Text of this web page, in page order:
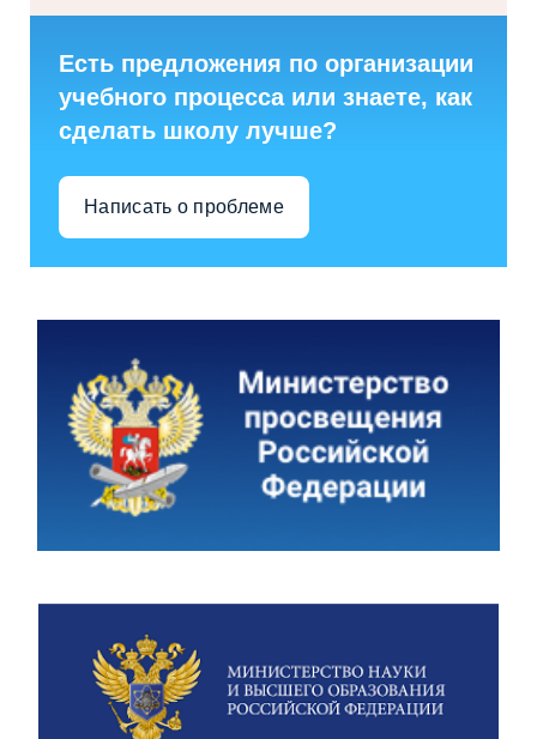
Есть предложения по организации
учебного процесса или знаете, как
сделать школу лучше?
Написать о проблеме